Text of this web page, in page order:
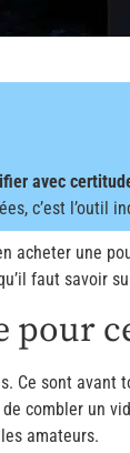
avec
c’est l’outil
acheter une
faut savoir
pour
Ce sont avant
combler un
amateurs.